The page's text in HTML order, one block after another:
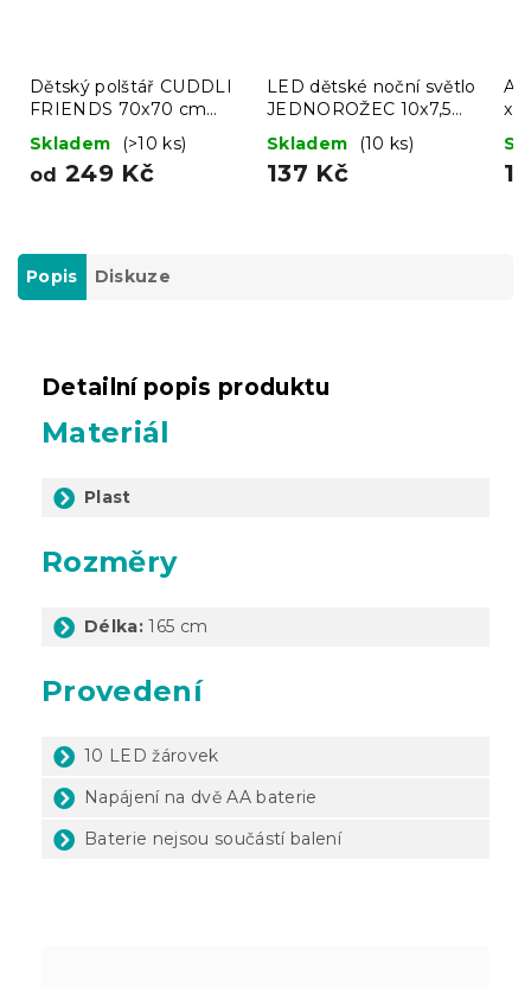
Dětský polštář CUDDLI
FRIENDS 70x70 cm
plyšový - více barev
Skladem (>10 ks)
od 249 Kč
LED dětské noční světlo
JEDNOROŽEC 10x7,5
cm
Skladem (10 ks)
137 Kč
x
1
Popis Diskuze
Detailní popis produktu
Materiál
Plast
Rozměry
Délka: 165 cm
Provedení
10 LED žárovek
Napájení na dvě AA baterie
Baterie nejsou součástí balení